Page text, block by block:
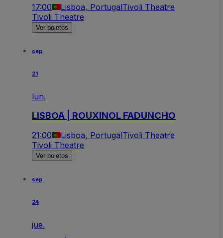
17:00 Lisboa, PortugalTivoli Theatre
Tivoli Theatre
Ver boletos
sep
21
lun.
LISBOA | ROUXINOL FADUNCHO
21:00 Lisboa, PortugalTivoli Theatre
Tivoli Theatre
Ver boletos
sep
24
jue.